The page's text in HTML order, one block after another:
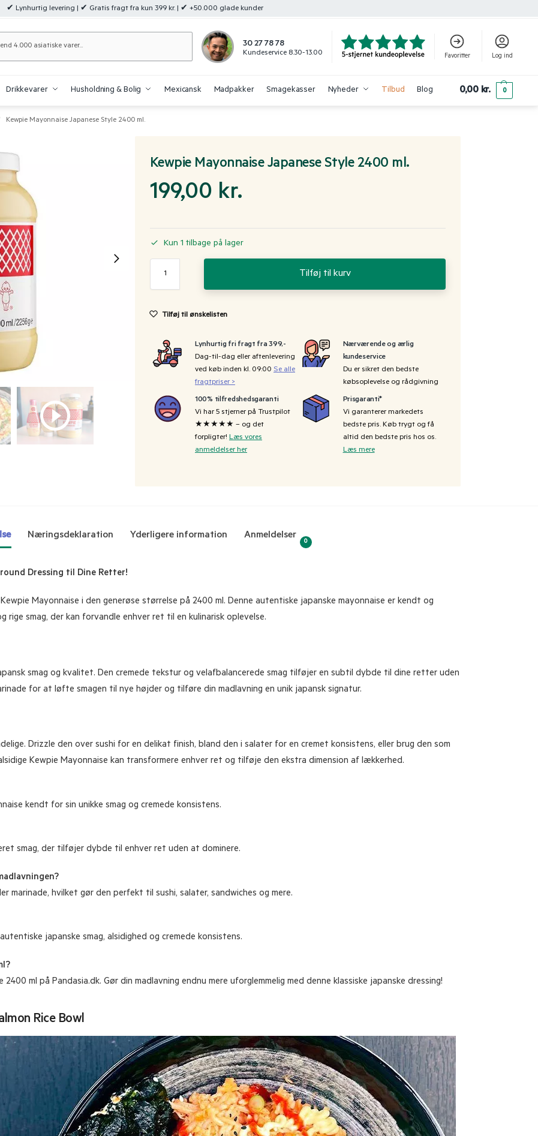
✔ Lynhurtig levering | ✔ Gratis fragt fra kun 399 kr. | ✔ +50.000 glade kunder
30 27 78 78
Kundeservice 8.30-13.00 Favoritter Log ind
Drikkevarer Husholdning & Bolig Mexicansk Madpakker Smagekasser Nyheder Tilbud Blog 0,00 kr. 0
Kewpie Mayonnaise Japanese Style 2400 ml.
Kewpie Mayonnaise Japanese Style 2400 ml.
199,00 kr.
Kun 1 tilbage på lager
Tilføj til kurv
Tilføj til ønskelisten
Lynhurtig fri fragt fra 399,-
Dag-til-dag eller aftenlevering
ved køb inden kl. 09:00 Se alle
fragtpriser >
Nærværende og ærlig
kundeservice
Du er sikret den bedste
købsoplevelse og rådgivning
100% tilfredshedsgaranti
Vi har 5 stjerner på Trustpilot
★★★★★ – og det
forpligter! Læs vores
anmeldelser her
Prisgaranti*
Vi garanterer markedets
bedste pris. Køb trygt og få
altid den bedste pris hos os.
Læs mere
Næringsdeklaration Yderligere information Anmeldelser
0
Dressing til Dine Retter!
Mayonnaise i den generøse størrelse på 2400 ml. Denne autentiske japanske mayonnaise er kendt og
rige smag, der kan forvandle enhver ret til en kulinarisk oplevelse.
smag og kvalitet. Den cremede tekstur og velafbalancerede smag tilføjer en subtil dybde til dine retter uden
for at løfte smagen til nye højder og tilføre din madlavning en unik japansk signatur.
Drizzle den over sushi for en delikat finish, bland den i salater for en cremet konsistens, eller brug den som
Kewpie Mayonnaise kan transformere enhver ret og tilføje den ekstra dimension af lækkerhed.
kendt for sin unikke smag og cremede konsistens.
smag, der tilføjer dybde til enhver ret uden at dominere.
marinade, hvilket gør den perfekt til sushi, salater, sandwiches og mere.
japanske smag, alsidighed og cremede konsistens.
ml på Pandasia.dk. Gør din madlavning endnu mere uforglemmelig med denne klassiske japanske dressing!
Rice Bowl